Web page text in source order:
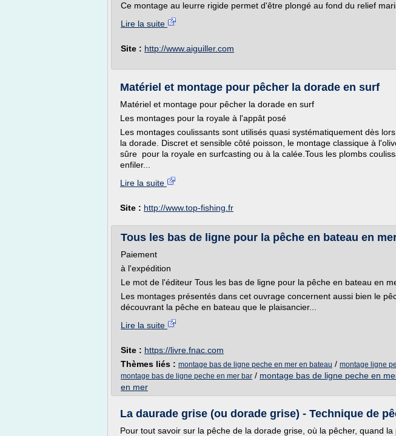
Ce montage au leurre rigide permet d'être plongé au fond du relief
Lire la suite
Site : http://www.aiguiller.com
Matériel et montage pour pêcher la dorade en surf
Matériel et montage pour pêcher la dorade en surf
Les montages pour la royale à l'appât posé
Les montages coulissants sont utilisés quasi systématiquement dès
la dorade. Discret et sensible côté poisson, le montage classique à
sûre pour la royale en surfcasting ou à la calée.Tous les plombs
enfiler...
Lire la suite
Site : http://www.top-fishing.fr
Tous les bas de ligne pour la pêche en bateau en
Paiement
à l'expédition
Le mot de l'éditeur Tous les bas de ligne pour la pêche en bateau en
Les montages présentés dans cet ouvrage concernent aussi bien le
découvrant la pêche en bateau que le plaisancier...
Lire la suite
Site : https://livre.fnac.com
Thèmes liés : montage bas de ligne peche en mer en bateau / montage ligne
montage bas de ligne peche en mer bar / montage bas de ligne peche en
en mer
La daurade grise (ou dorade grise) - Technique de
Pour tout savoir sur la pêche de la dorade grise, où la pêcher, quand la